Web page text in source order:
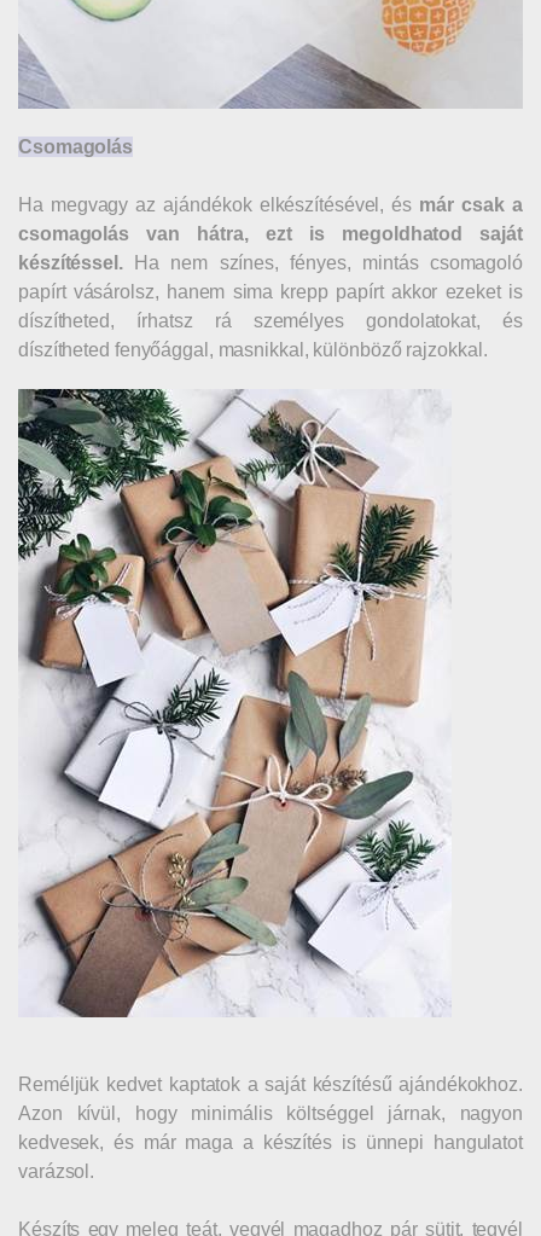
Csomagolás
Ha megvagy az ajándékok elkészítésével, és már csak a
csomagolás van hátra, ezt is megoldhatod saját
készítéssel.Ha nem színes, fényes, mintás csomagoló
papírt vásárolsz, hanem sima krepp papírt akkor ezeket is
díszítheted, írhatsz rá személyes gondolatokat, és
díszítheted fenyőággal, masnikkal, különböző rajzokkal.
Reméljük kedvet kaptatok a saját készítésű ajándékokhoz.
Azon kívül, hogy minimális költséggel járnak, nagyon
kedvesek, és már maga a készítés is ünnepi hangulatot
varázsol.
Készíts egy meleg teát, vegyél magadhoz pár sütit, tegyél